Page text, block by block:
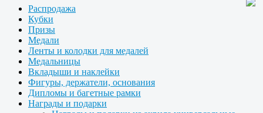
Распродажа
Кубки
Призы
Медали
Ленты и колодки для медалей
Медальницы
Вкладыши и наклейки
Фигуры, держатели, основания
Дипломы и багетные рамки
Награды и подарки